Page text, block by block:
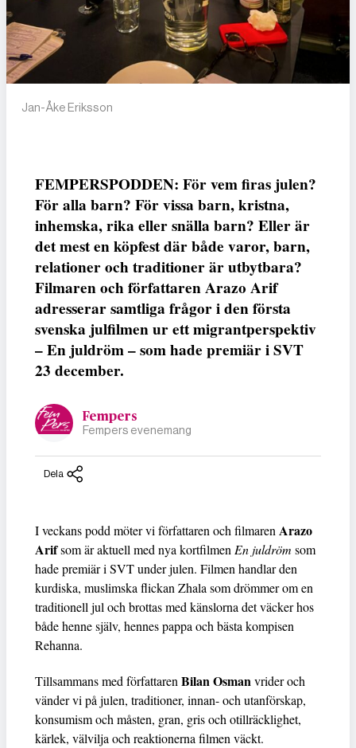
Jan-Åke Eriksson
FEMPERSPODDEN: För vem firas julen?
För alla barn? För vissa barn, kristna,
inhemska, rika eller snälla barn? Eller är
det mest en köpfest där både varor, barn,
relationer och traditioner är utbytbara?
Filmaren och författaren Arazo Arif
adresserar samtliga frågor i den första
svenska julfilmen ur ett migrantperspektiv
– En juldröm – som hade premiär i SVT
23 december.
Fempers
Fempers evenemang
Dela
I veckans podd möter vi författaren och filmarenArazo
Arifsom är aktuell med nya kortfilmenEn juldröm som
hade premiär i SVT under julen. Filmen handlar den
kurdiska, muslimska flickan Zhala som drömmer om en
traditionell jul och brottas med känslorna det väcker hos
både henne själv, hennes pappa och bästa kompisen
Rehanna.
Tillsammans med författarenBilan Osmanvrider och
vänder vi på julen, traditioner, innan- och utanförskap,
konsumism och måsten, gran, gris och otillräcklighet,
kärlek, välvilja och reaktionerna filmen väckt.